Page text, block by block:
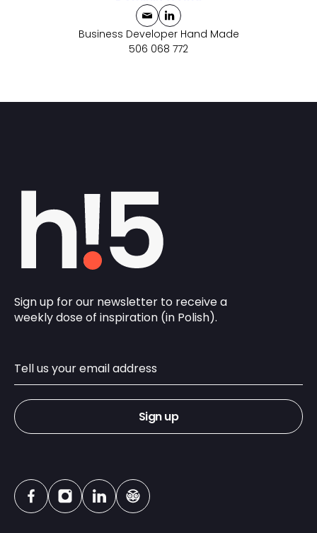
Business Developer Hand Made
506 068 772
Sign up for our newsletter to receive a
weekly dose of inspiration (in Polish).